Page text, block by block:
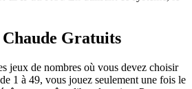
Chaude Gratuits
jeux de nombres où vous devez choisir
1 à 49, vous jouez seulement une fois le